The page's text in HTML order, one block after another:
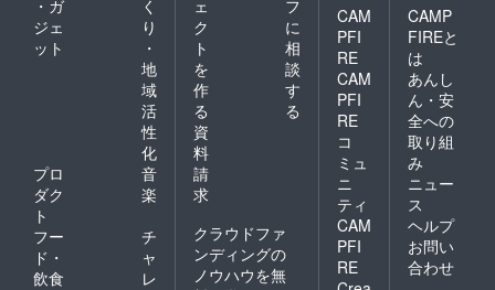
・ガ
ジェ
ット
く
り
・
地
域
活
性
化
プロ
ダク
ト
音
楽
フー
ド・
飲食
チ
ャ
レ
ェ
ク
ト
を
作
る
フ
に
相
談
す
る
資
料
請
求
クラウドファ
ンディングの
ノウハウを無
CAM
PFI
RE
CAM
PFI
RE
コ
ミュ
ニ
ティ
CAM
PFI
RE
CAMP
FIREと
は
あんし
ん・安
全への
取り組
み
ニュー
ス
ヘルプ
お問い
合わせ